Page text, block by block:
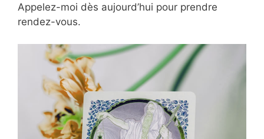
Appelez-moi dès aujourd’hui pour prendre
rendez-vous.